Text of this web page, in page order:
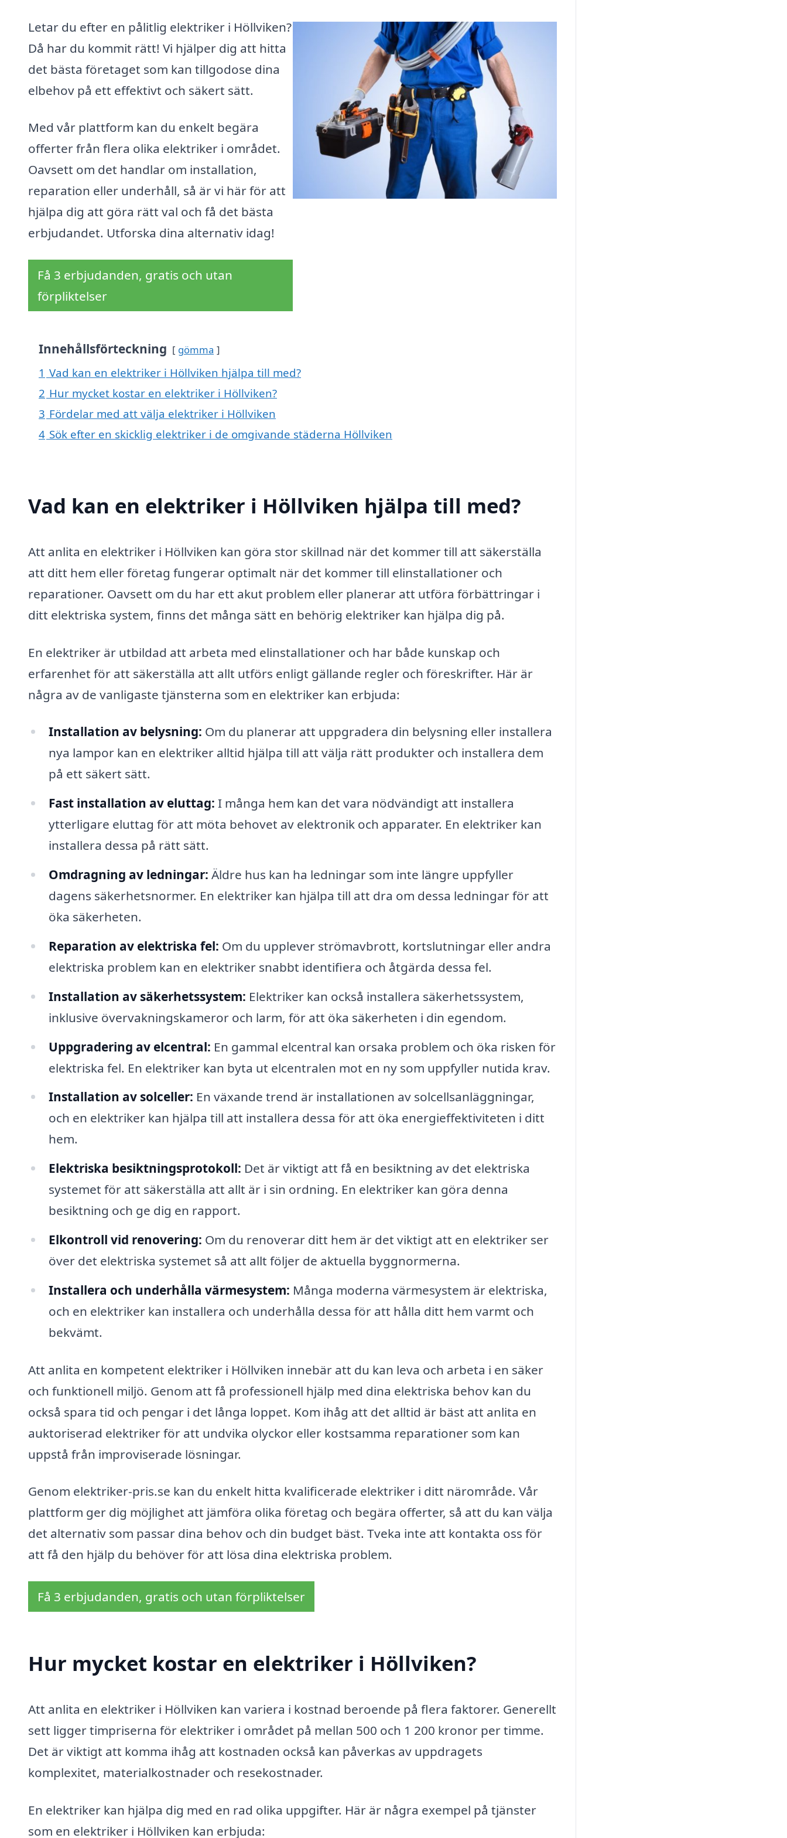
Letar du efter en pålitlig elektriker i Höllviken?
Då har du kommit rätt! Vi hjälper dig att hitta
det bästa företaget som kan tillgodose dina
elbehov på ett effektivt och säkert sätt.
Med vår plattform kan du enkelt begära
offerter från flera olika elektriker i området.
Oavsett om det handlar om installation,
reparation eller underhåll, så är vi här för att
hjälpa dig att göra rätt val och få det bästa
erbjudandet. Utforska dina alternativ idag!
Få 3 erbjudanden, gratis och utan
förpliktelser
Innehållsförteckning gömma
1 Vad kan en elektriker i Höllviken hjälpa till med?
2 Hur mycket kostar en elektriker i Höllviken?
3 Fördelar med att välja elektriker i Höllviken
4 Sök efter en skicklig elektriker i de omgivande städerna Höllviken
Vad kan en elektriker i Höllviken hjälpa till med?
Att anlita en elektriker i Höllviken kan göra stor skillnad när det kommer till att säkerställa
att ditt hem eller företag fungerar optimalt när det kommer till elinstallationer och
reparationer. Oavsett om du har ett akut problem eller planerar att utföra förbättringar i
ditt elektriska system, finns det många sätt en behörig elektriker kan hjälpa dig på.
En elektriker är utbildad att arbeta med elinstallationer och har både kunskap och
erfarenhet för att säkerställa att allt utförs enligt gällande regler och föreskrifter. Här är
några av de vanligaste tjänsterna som en elektriker kan erbjuda:
Installation av belysning: Om du planerar att uppgradera din belysning eller installera
nya lampor kan en elektriker alltid hjälpa till att välja rätt produkter och installera dem
på ett säkert sätt.
Fast installation av eluttag: I många hem kan det vara nödvändigt att installera
ytterligare eluttag för att möta behovet av elektronik och apparater. En elektriker kan
installera dessa på rätt sätt.
Omdragning av ledningar: Äldre hus kan ha ledningar som inte längre uppfyller
dagens säkerhetsnormer. En elektriker kan hjälpa till att dra om dessa ledningar för att
öka säkerheten.
Reparation av elektriska fel: Om du upplever strömavbrott, kortslutningar eller andra
elektriska problem kan en elektriker snabbt identifiera och åtgärda dessa fel.
Installation av säkerhetssystem: Elektriker kan också installera säkerhetssystem,
inklusive övervakningskameror och larm, för att öka säkerheten i din egendom.
Uppgradering av elcentral: En gammal elcentral kan orsaka problem och öka risken för
elektriska fel. En elektriker kan byta ut elcentralen mot en ny som uppfyller nutida krav.
Installation av solceller: En växande trend är installationen av solcellsanläggningar,
och en elektriker kan hjälpa till att installera dessa för att öka energieffektiviteten i ditt
hem.
Elektriska besiktningsprotokoll: Det är viktigt att få en besiktning av det elektriska
systemet för att säkerställa att allt är i sin ordning. En elektriker kan göra denna
besiktning och ge dig en rapport.
Elkontroll vid renovering: Om du renoverar ditt hem är det viktigt att en elektriker ser
över det elektriska systemet så att allt följer de aktuella byggnormerna.
Installera och underhålla värmesystem: Många moderna värmesystem är elektriska,
och en elektriker kan installera och underhålla dessa för att hålla ditt hem varmt och
bekvämt.
Att anlita en kompetent elektriker i Höllviken innebär att du kan leva och arbeta i en säker
och funktionell miljö. Genom att få professionell hjälp med dina elektriska behov kan du
också spara tid och pengar i det långa loppet. Kom ihåg att det alltid är bäst att anlita en
auktoriserad elektriker för att undvika olyckor eller kostsamma reparationer som kan
uppstå från improviserade lösningar.
Genom elektriker-pris.se kan du enkelt hitta kvalificerade elektriker i ditt närområde. Vår
plattform ger dig möjlighet att jämföra olika företag och begära offerter, så att du kan välja
det alternativ som passar dina behov och din budget bäst. Tveka inte att kontakta oss för
att få den hjälp du behöver för att lösa dina elektriska problem.
Få 3 erbjudanden, gratis och utan förpliktelser
Hur mycket kostar en elektriker i Höllviken?
Att anlita en elektriker i Höllviken kan variera i kostnad beroende på flera faktorer. Generellt
sett ligger timpriserna för elektriker i området på mellan 500 och 1 200 kronor per timme.
Det är viktigt att komma ihåg att kostnaden också kan påverkas av uppdragets
komplexitet, materialkostnader och resekostnader.
En elektriker kan hjälpa dig med en rad olika uppgifter. Här är några exempel på tjänster
som en elektriker i Höllviken kan erbjuda: